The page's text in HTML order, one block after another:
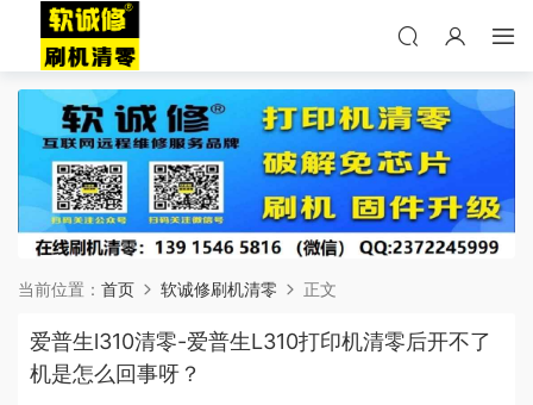
当前位置： 首页 软诚修刷机清零 正文
爱普生l310清零-爱普生L310打印机清零后开不了
机是怎么回事呀？